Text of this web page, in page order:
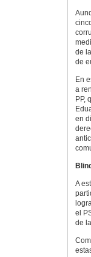
de
de
En
a
PP,
en
A
el
de